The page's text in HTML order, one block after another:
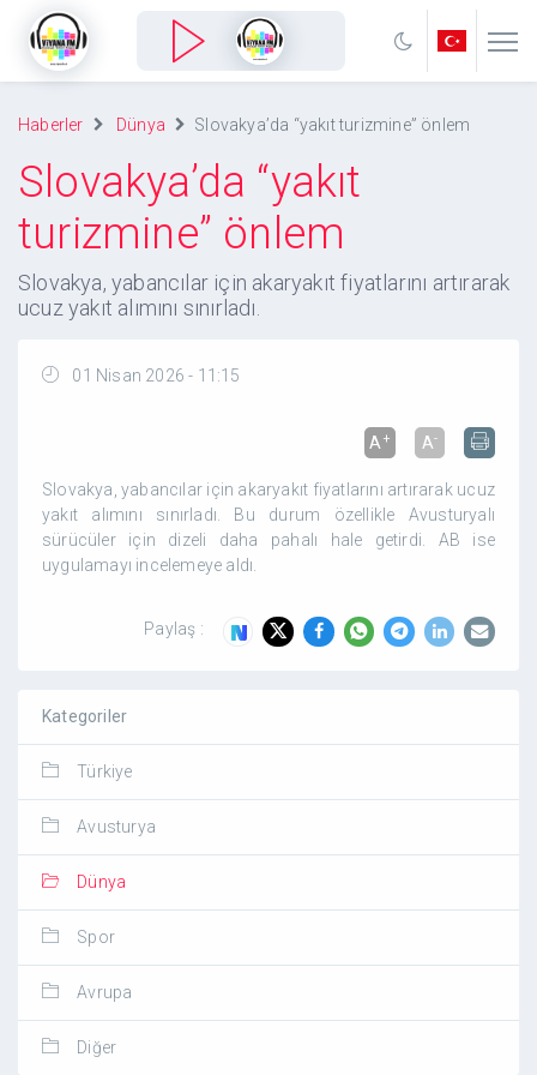
Haberler Dünya Slovakya’da “yakıt turizmine” önlem
Slovakya’da “yakıt
turizmine” önlem
Slovakya, yabancılar için akaryakıt fiyatlarını artırarak
ucuz yakıt alımını sınırladı.
01 Nisan 2026 - 11:15
A+ A-
Slovakya, yabancılar için akaryakıt fiyatlarını artırarak ucuz
yakıt alımını sınırladı. Bu durum özellikle Avusturyalı
sürücüler için dizeli daha pahalı hale getirdi. AB ise
uygulamayı incelemeye aldı.
Paylaş :
Kategoriler
Türkiye
Avusturya
Dünya
Spor
Avrupa
Diğer